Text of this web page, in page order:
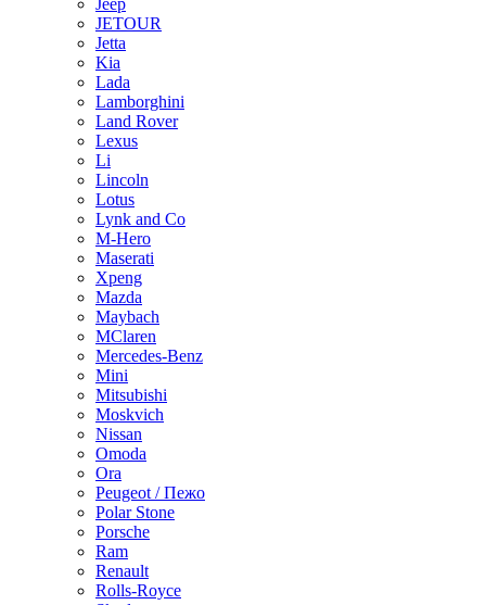
Jeep
JETOUR
Jetta
Kia
Lada
Lamborghini
Land Rover
Lexus
Li
Lincoln
Lotus
Lynk and Co
M-Hero
Maserati
Xpeng
Mazda
Maybach
MClaren
Mercedes-Benz
Mini
Mitsubishi
Moskvich
Nissan
Omoda
Ora
Peugeot / Пежо
Polar Stone
Porsche
Ram
Renault
Rolls-Royce